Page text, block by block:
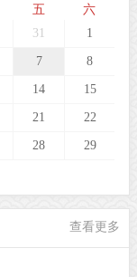
五 六
31 1
7 8
14 15
21 22
28 29
查看更多